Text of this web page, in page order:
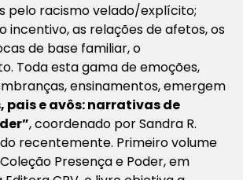
pelo racismo velado/explícito;
incentivo, as relações de afetos, os
de base familiar, o
Toda esta gama de emoções,
ensinamentos, emergem
pais e avôs: narrativas de
, coordenado por Sandra R.
recentemente. Primeiro volume
Presença e Poder, em